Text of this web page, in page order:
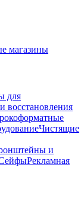
магазины
для
восстановления
Чистящие
и
Рекламная